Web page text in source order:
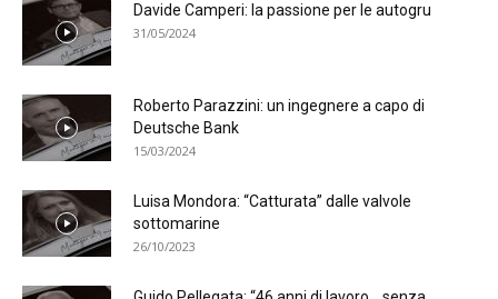
Davide Camperi: la passione per le autogru
31/05/2024
Roberto Parazzini: un ingegnere a capo di
Deutsche Bank
15/03/2024
Luisa Mondora: “Catturata” dalle valvole
sottomarine
26/10/2023